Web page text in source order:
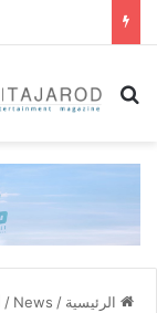
بحث عن
الرئيسية /
News
/